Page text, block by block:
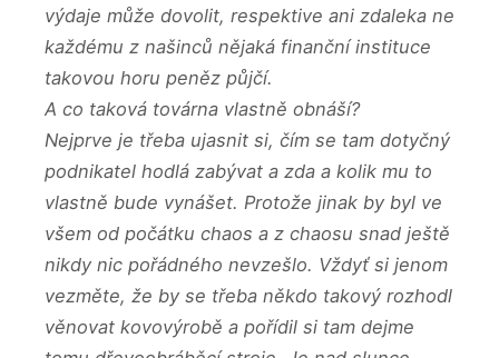
výdaje může dovolit, respektive ani zdaleka ne
každému z našinců nějaká finanční instituce
takovou horu peněz půjčí.
A co taková továrna vlastně obnáší?
Nejprve je třeba ujasnit si, čím se tam dotyčný
podnikatel hodlá zabývat a zda a kolik mu to
vlastně bude vynášet. Protože jinak by byl ve
všem od počátku chaos a z chaosu snad ještě
nikdy nic pořádného nevzešlo. Vždyť si jenom
vezměte, že by se třeba někdo takový rozhodl
věnovat kovovýrobě a pořídil si tam dejme